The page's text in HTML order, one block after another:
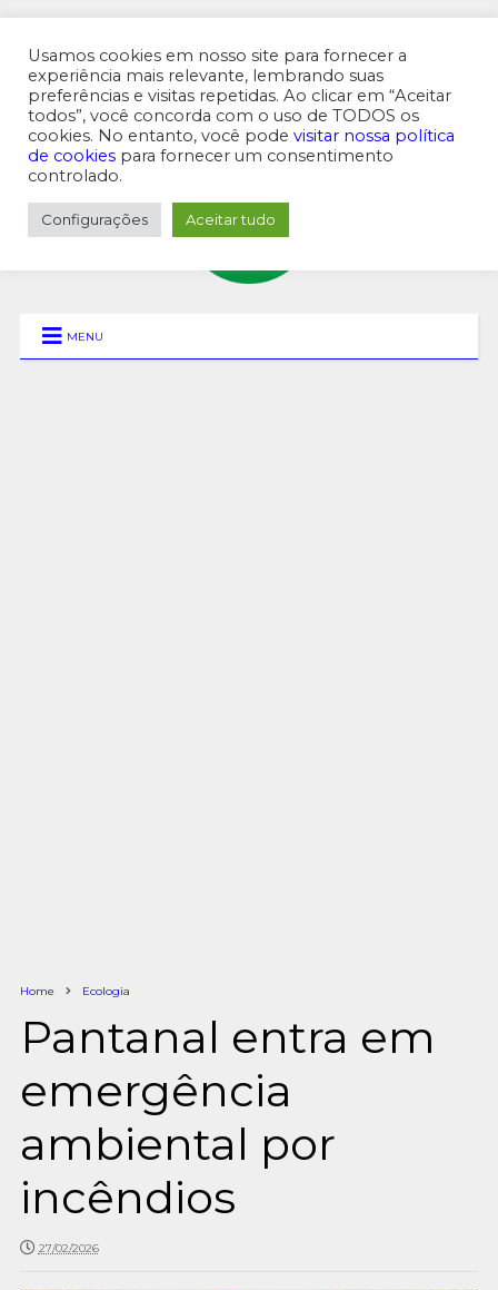
MENU SUPERIOR
MENU
Home Ecologia
Pantanal entra em
emergência
ambiental por
incêndios
27/02/2026
Usamos cookies em nosso site para fornecer a
experiência mais relevante, lembrando suas
preferências e visitas repetidas. Ao clicar em “Aceitar
todos”, você concorda com o uso de TODOS os
cookies. No entanto, você pode visitar nossa política
de cookies para fornecer um consentimento
controlado.
Configurações Aceitar tudo